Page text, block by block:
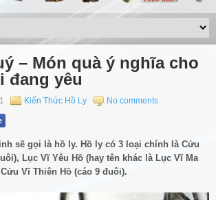
– Món quà ý nghĩa cho
đang yêu
Kiến Thức Hồ Ly No comments
sẽ gọi là hồ ly. Hồ ly có 3 loại chính là Cửu
Lục Vĩ Yêu Hồ (hay tên khác là Lục Vĩ Ma
Vĩ Thiên Hồ (cáo 9 đuôi).